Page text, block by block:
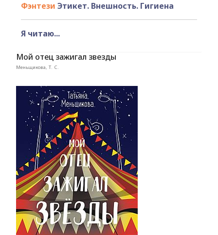
Фэнтези Этикет. Внешность. Гигиена
Я читаю...
Мой отец зажигал звезды
Меньщикова, Т. С.